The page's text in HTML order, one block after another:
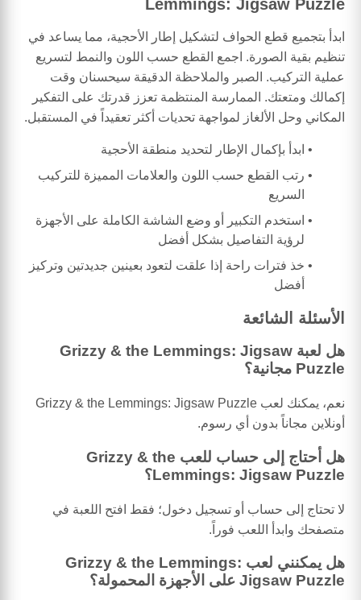
Lemmings: Jigsaw Puzzle
ابدأ بتجميع قطع الحواف لتشكيل إطار الأحجية، مما يساعد في
تنظيم بقية الصورة. اجمع القطع حسب اللون والنمط لتسريع
عملية التركيب. الصبر والملاحظة الدقيقة سيحسنان وقت
إكمالك ومتعتك. الممارسة المنتظمة تعزز قدرتك على التفكير
المكاني وحل الألغاز لمواجهة تحديات أكثر تعقيداً في المستقبل.
ابدأ بإكمال الإطار لتحديد منطقة الأحجية
رتب القطع حسب اللون والعلامات المميزة للتركيب
السريع
استخدم التكبير أو وضع الشاشة الكاملة على الأجهزة
لرؤية التفاصيل بشكل أفضل
خذ فترات راحة إذا علقت لتعود بعينين جديدتين وتركيز
أفضل
الأسئلة الشائعة
هل لعبة Grizzy & the Lemmings: Jigsaw
Puzzle مجانية؟
نعم، يمكنك لعب Grizzy & the Lemmings: Jigsaw Puzzle
أونلاين مجاناً بدون أي رسوم.
هل أحتاج إلى حساب للعب Grizzy & the
Lemmings: Jigsaw Puzzle؟
لا تحتاج إلى حساب أو تسجيل دخول؛ فقط افتح اللعبة في
متصفحك وابدأ اللعب فوراً.
هل يمكنني لعب Grizzy & the Lemmings:
Jigsaw Puzzle على الأجهزة المحمولة؟